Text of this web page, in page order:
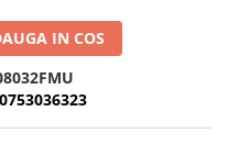
IN COS
0753036323